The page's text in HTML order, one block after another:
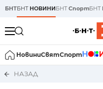
БНТБНТ НОВИНИБНТСпортБНТ
НовиниСвятСпорт
НАЗАД